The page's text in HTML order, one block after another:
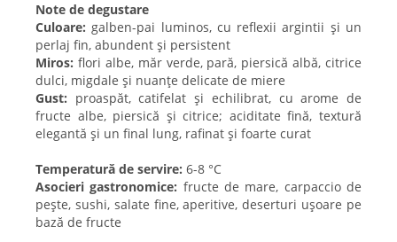
Note de degustare
Culoare: galben-pai luminos, cu reflexii argintii și un
perlaj fin, abundent și persistent
Miros: flori albe, măr verde, pară, piersică albă, citrice
dulci, migdale și nuanțe delicate de miere
Gust: proaspăt, catifelat și echilibrat, cu arome de
fructe albe, piersică și citrice; aciditate fină, textură
elegantă și un final lung, rafinat și foarte curat
Temperatură de servire: 6-8 °C
Asocieri gastronomice: fructe de mare, carpaccio de
pește, sushi, salate fine, aperitive, deserturi ușoare pe
bază de fructe